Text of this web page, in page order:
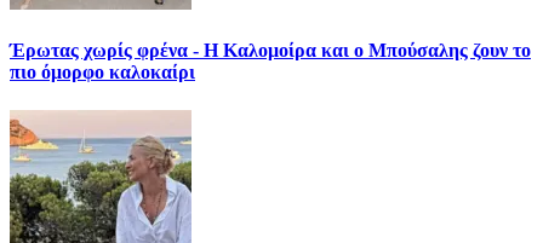
Έρωτας χωρίς φρένα - Η Καλομοίρα και ο Μπούσαλης ζουν το
πιο όμορφο καλοκαίρι